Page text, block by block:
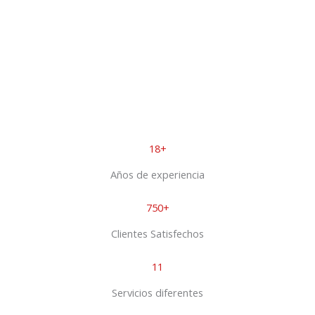
18+
Años de experiencia
750+
Clientes Satisfechos
11
Servicios diferentes